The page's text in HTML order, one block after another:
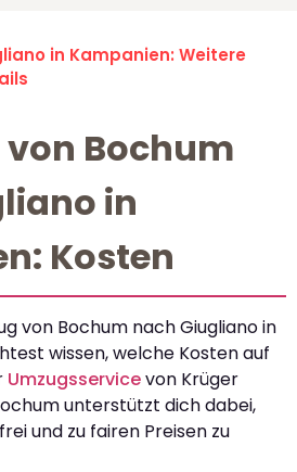
in Kampanien: Weitere
Bochum
in
Kosten
von Bochum nach Giugliano in
wissen, welche Kosten auf
Umzugsservicevon Krüger
unterstützt dich dabei,
und zu fairen Preisen zu